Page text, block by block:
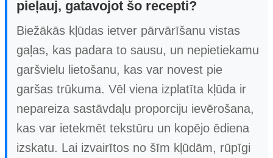
pieļauj, gatavojot šo recepti?
Biežākās kļūdas ietver pārvārīšanu vistas
gaļas, kas padara to sausu, un nepietiekamu
garšvielu lietošanu, kas var novest pie
garšas trūkuma. Vēl viena izplatīta kļūda ir
nepareiza sastāvdaļu proporciju ievērošana,
kas var ietekmēt tekstūru un kopējo ēdiena
izskatu. Lai izvairītos no šīm kļūdām, rūpīgi